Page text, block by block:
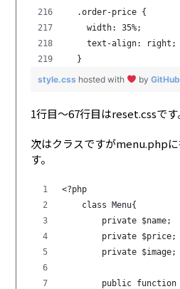
  .order-price {
    width: 35%;
    text-align: right;
  }
style.css hosted with byGitHub
1行目〜67行目はreset.cssです
次はクラスですがmenu.php
す。
<?php
    class Menu{
        private $name;
        private $price;
        private $image;
public